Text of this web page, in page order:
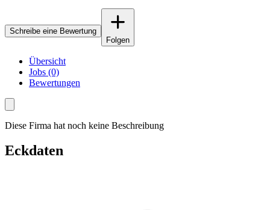
Schreibe eine Bewertung
Folgen
Übersicht
Jobs (0)
Bewertungen
Diese Firma hat noch keine Beschreibung
Eckdaten